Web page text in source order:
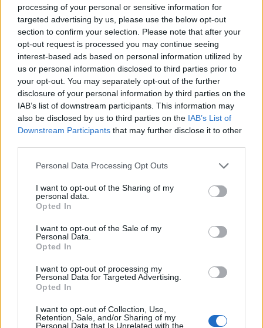
processing of your personal or sensitive information for
targeted advertising by us, please use the below opt-out
section to confirm your selection. Please note that after your
opt-out request is processed you may continue seeing
interest-based ads based on personal information utilized by
us or personal information disclosed to third parties prior to
your opt-out. You may separately opt-out of the further
disclosure of your personal information by third parties on the
IAB’s list of downstream participants. This information may
also be disclosed by us to third parties on the IAB’s List of
Downstream Participants that may further disclose it to other
Please note that this website/app uses one or more Google
not limited to your visit or usage behaviour. You may click to
grant or deny consent to Google and its third-party tags to
use your data for below specified purposes in below Google
consent section.
Personal Data Processing Opt Outs
I want to opt-out of the Sharing of my
personal data.
Opted In
I want to opt-out of the Sale of my
Personal Data.
Opted In
I want to opt-out of processing my
Personal Data for Targeted Advertising.
Opted In
I want to opt-out of Collection, Use,
Retention, Sale, and/or Sharing of my
Personal Data that Is Unrelated with the
Tető, ami évtizedeken át gondoskodik a családról
tetőcserepet!